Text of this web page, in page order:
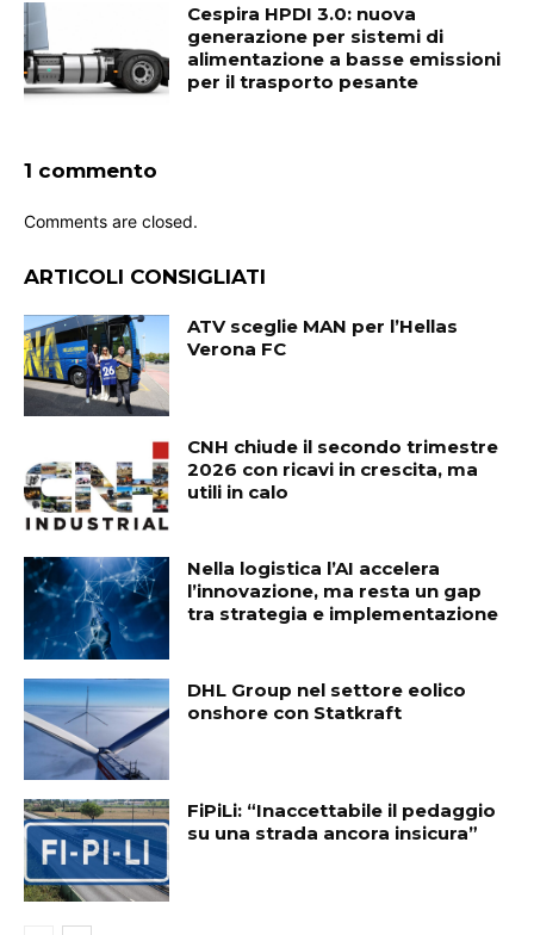
Cespira HPDI 3.0: nuova
generazione per sistemi di
alimentazione a basse emissioni
per il trasporto pesante
1 commento
Comments are closed.
ARTICOLI CONSIGLIATI
ATV sceglie MAN per l’Hellas
Verona FC
CNH chiude il secondo trimestre
2026 con ricavi in crescita, ma
utili in calo
Nella logistica l’AI accelera
l’innovazione, ma resta un gap
tra strategia e implementazione
DHL Group nel settore eolico
onshore con Statkraft
FiPiLi: “Inaccettabile il pedaggio
su una strada ancora insicura”